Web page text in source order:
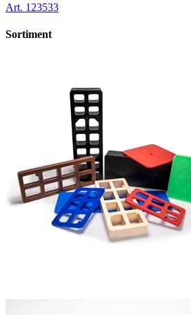
Art. 123533
Sortiment